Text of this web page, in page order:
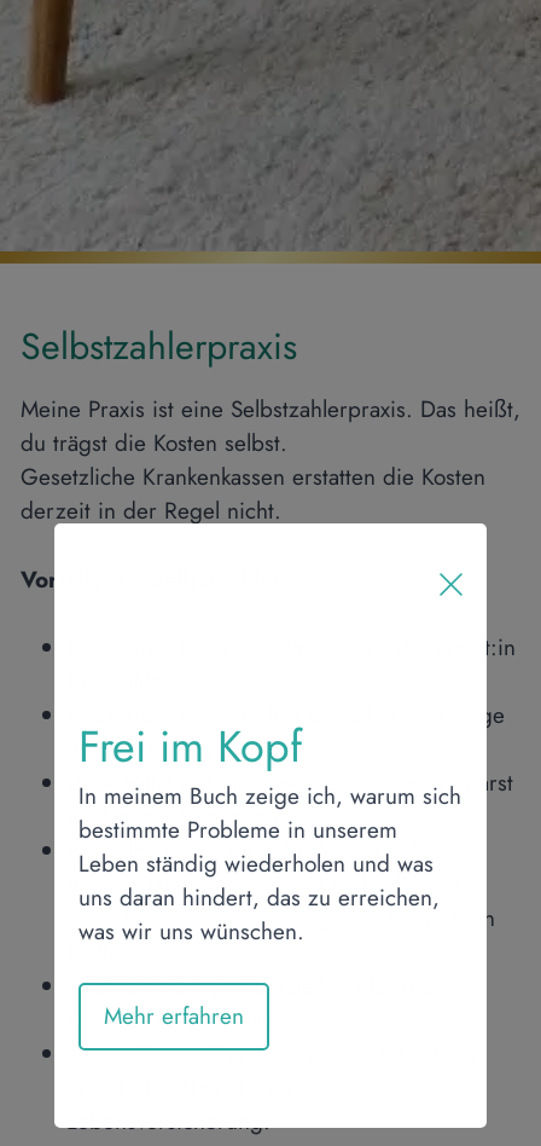
Selbstzahlerpraxis
Meine Praxis ist eine Selbstzahlerpraxis. Das heißt,
du trägst die Kosten selbst.
Gesetzliche Krankenkassen erstatten die Kosten
derzeit in der Regel nicht.
Vorteile für Selbstzahler
Du kannst Therapiemethode und Therapeut:in
Außerdem entscheidest du selbst, wie lange
du dir Begleitung wünschst.
Du erhältst zeitnah einen Termin und ersparst
dir lange Wartezeiten.
Als Selbstzahler genießt du den Schutz
deiner Daten gegenüber Krankenkassen,
Institutionen, Versicherungen oder anderen
Auch eine Diagnoseerstellung für die
Krankenkasse entfällt.
Du hast keine Probleme bei Verbeamtung
Lebensversicherung.
Frei im Kopf
In meinem Buch zeige ich, warum sich
bestimmte Probleme in unserem
Leben ständig wiederholen und was
uns daran hindert, das zu erreichen,
was wir uns wünschen.
Mehr erfahren